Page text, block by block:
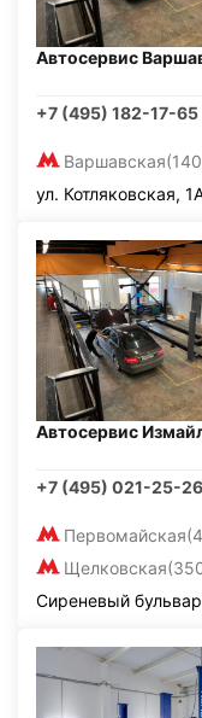
Автосервис
+7 (495) 182-17-65
Варшавская
ул. Котляковская,
Автосервис
+7 (495) 021-25-26
Первомайская
Щелковская
Сиреневый